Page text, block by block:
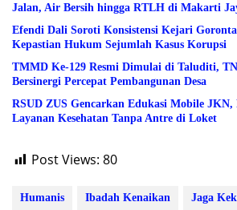
Jalan, Air Bersih hingga RTLH di Makarti
Efendi Dali Soroti Konsistensi Kejari
Kepastian Hukum Sejumlah Kasus Korupsi
TMMD Ke-129 Resmi Dimulai di Taluditi,
Bersinergi Percepat Pembangunan Desa
RSUD ZUS Gencarkan Edukasi Mobile JKN,
Layanan Kesehatan Tanpa Antre di Loket
Post Views: 80
Humanis Ibadah Kenaikan Jaga